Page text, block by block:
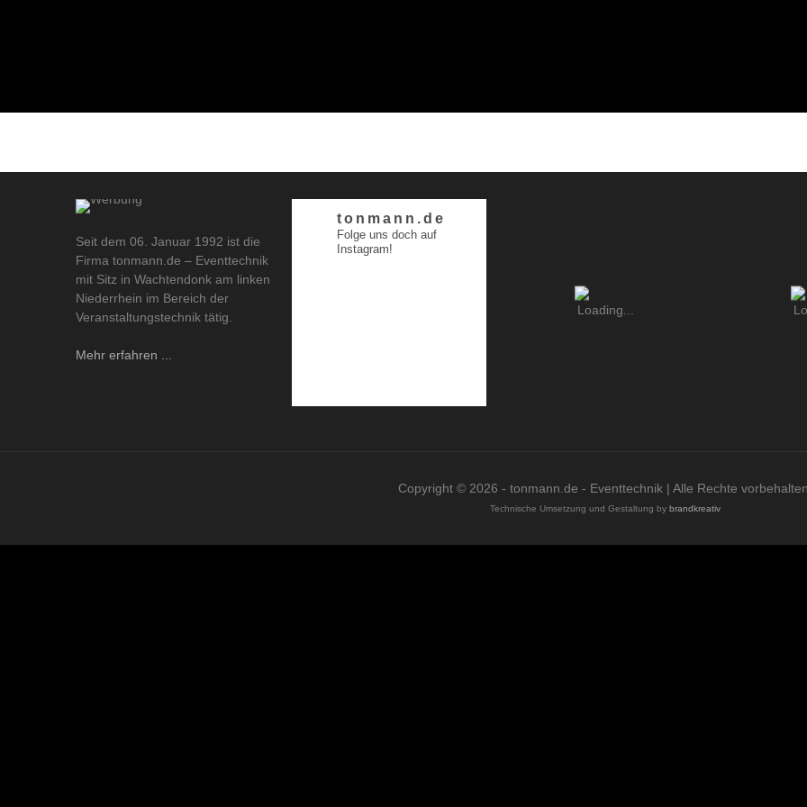
Seit dem 06. Januar 1992 ist die
Firma tonmann.de – Eventtechnik
mit Sitz in Wachtendonk am linken
Niederrhein im Bereich der
Veranstaltungstechnik tätig.
Mehr erfahren ...
tonmann.de
Folge uns doch auf
Instagram!
Copyright © 2026 - tonmann.de - Eventtechnik | Alle Rechte
Technische Umsetzung und Gestaltung by brandkreativ